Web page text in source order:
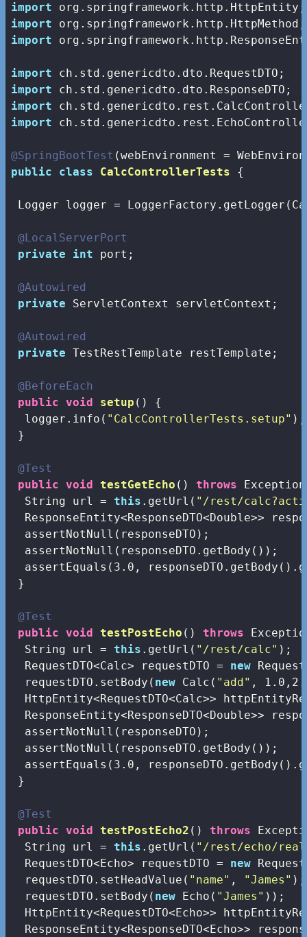
import
import
import
import
import
import
import
@SpringBootTest
public
class CalcControllerTests {
Logger logger =
@LocalServerPort
private
int port;
@Autowired
private ServletContext servletContext;
@Autowired
private TestRestTemplate restTemplate;
@BeforeEach
public void setup ()
{
  logger.info(
"CalcControllerTests.setup" );
}
@Test
public void testGetEcho () throws
  String url =
this .getUrl( "/rest/
ResponseEntity<ResponseDTO<Double>>
  assertNotNull(responseDTO);
  assertNotNull(responseDTO.getBody());
  assertEquals(
3.0 ,
}
@Test
public void testPostEcho () throws
  String url =
this .getUrl( "/rest/calc" );
  RequestDTO<Calc> requestDTO =
new
  requestDTO.setBody(
new Calc( "add" , 1.0 ,
HttpEntity<RequestDTO<Calc>>
ResponseEntity<ResponseDTO<Double>>
  assertNotNull(responseDTO);
  assertNotNull(responseDTO.getBody());
  assertEquals(
3.0 ,
}
@Test
public void testPostEcho2 () throws
  String url =
this .getUrl( "/rest/echo/
  RequestDTO<Echo> requestDTO =
new
  requestDTO.setHeadValue(
"name" , "James" );
  requestDTO.setBody(
new Echo( "James" ));
HttpEntity<RequestDTO<Echo>>
ResponseEntity<ResponseDTO<Echo>>